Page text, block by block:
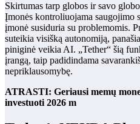
Skirtumas tarp globos ir savo
Įmonės kontroliuojama saugojimo
įmonė susiduria su problemomis.
suteikia visišką autonomiją,
piniginė veikia AI. „Tether“ šią
įrangą, taip padidindama
nepriklausomybę.
ATRASTI: Geriausi memų
investuoti 2026 m